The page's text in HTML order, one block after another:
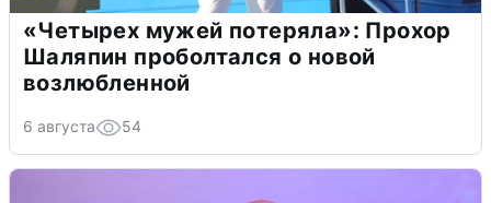
«Четырех мужей потеряла»: Прохор
Шаляпин проболтался о новой
возлюбленной
6 августа 54